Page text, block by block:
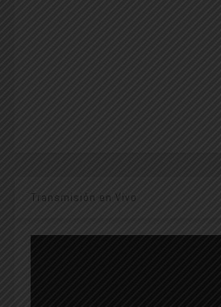
Transmisión en Vivo